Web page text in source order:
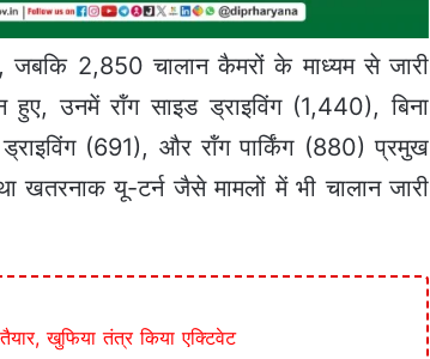
जबकि 2,850 चालान कैमरों के माध्यम से जारी
उनमें रॉंग साइड ड्राइविंग (1,440), बिना
(691), और रॉंग पार्किंग (880) प्रमुख
खतरनाक यू-टर्न जैसे मामलों में भी चालान जारी
खुफिया तंत्र किया एक्टिवेट